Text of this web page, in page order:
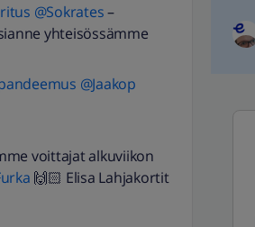
@Sokrates–
yhteisössämme
@Jaakop
voittajat alkuviikon
🙌🏻 Elisa Lahjakortit